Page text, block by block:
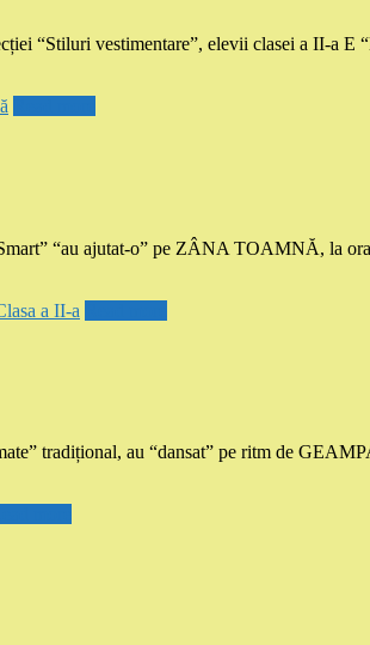
“Stiluri vestimentare”, elevii clasei a II-a E
“au ajutat-o” pe ZÂNA TOAMNĂ,
a II-a
tradițional, au “dansat” pe ritm de